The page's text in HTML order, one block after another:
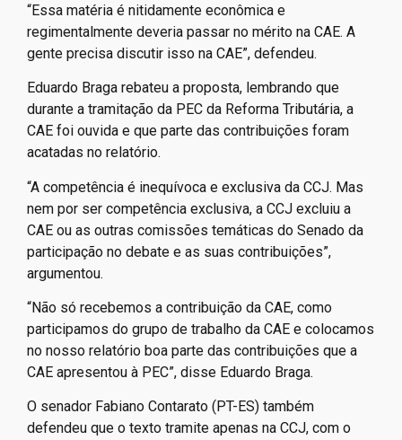
“Essa matéria é nitidamente econômica e
regimentalmente deveria passar no mérito na CAE. A
gente precisa discutir isso na CAE”, defendeu.
Eduardo Braga rebateu a proposta, lembrando que
durante a tramitação da PEC da Reforma Tributária, a
CAE foi ouvida e que parte das contribuições foram
acatadas no relatório.
“A competência é inequívoca e exclusiva da CCJ. Mas
nem por ser competência exclusiva, a CCJ excluiu a
CAE ou as outras comissões temáticas do Senado da
participação no debate e as suas contribuições”,
argumentou.
“Não só recebemos a contribuição da CAE, como
participamos do grupo de trabalho da CAE e colocamos
no nosso relatório boa parte das contribuições que a
CAE apresentou à PEC”, disse Eduardo Braga.
O senador Fabiano Contarato (PT-ES) também
defendeu que o texto tramite apenas na CCJ, com o